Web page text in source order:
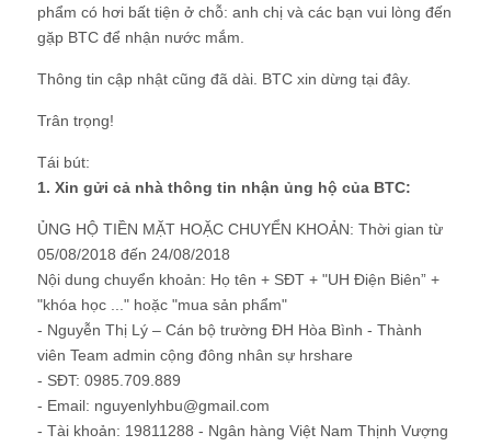
phẩm có hơi bất tiện ở chỗ: anh chị và các bạn vui lòng đến
gặp BTC để nhận nước mắm.
Thông tin cập nhật cũng đã dài. BTC xin dừng tại đây.
Trân trọng!
Tái bút:
1. Xin gửi cả nhà thông tin nhận ủng hộ của BTC:
ỦNG HỘ TIỀN MẶT HOẶC CHUYỂN KHOẢN: Thời gian từ
05/08/2018 đến 24/08/2018
Nội dung chuyển khoản: Họ tên + SĐT + "UH Điện Biên” +
"khóa học ..." hoặc "mua sản phẩm"
- Nguyễn Thị Lý – Cán bộ trường ĐH Hòa Bình - Thành
viên Team admin cộng đông nhân sự hrshare
- SĐT: 0985.709.889
- Email: nguyenlyhbu@gmail.com
- Tài khoản: 19811288 - Ngân hàng Việt Nam Thịnh Vượng